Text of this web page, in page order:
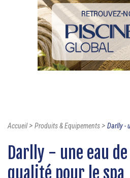
Accueil> Produits & Equipements> Darlly -
Darlly - une eau
qualité pour le spa